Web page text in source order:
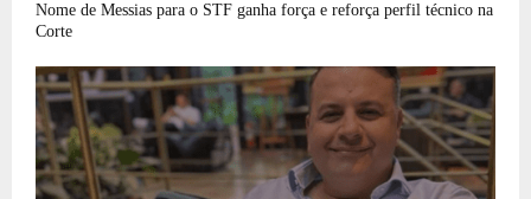
Nome de Messias para o STF ganha força e reforça perfil técnico na
Corte